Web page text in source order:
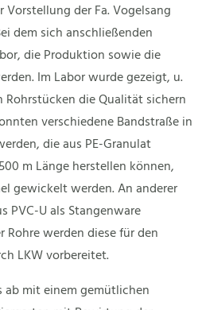
der Fa. Vogelsang
dem sich anschließenden
die Produktion sowie die
Im Labor wurde gezeigt, u.
Rohrstücken die Qualität sichern
verschiedene Bandstraße in
die aus PE-Granulat
m Länge herstellen können,
gewickelt werden. An anderer
PVC-U als Stangenware
werden diese für den
LKW vorbereitet.
ab mit einem gemütlichen